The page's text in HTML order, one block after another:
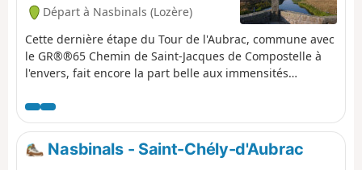
Départ à Nasbinals (Lozère)
Cette dernière étape du Tour de l'Aubrac, commune avec
le GR®®65 Chemin de Saint-Jacques de Compostelle à
l'envers, fait encore la part belle aux immensités
l'étape, un peu plus ombragé, on pourra admirer
l'imposant clocher de granit de l'Église de la Chaze-de-
Peyre et la Chapelle de la Bastide.
Nasbinals - Saint-Chély-d'Aubrac